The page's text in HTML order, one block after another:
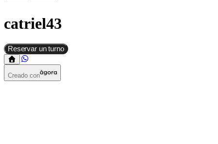
catriel43
Reservar un turno
Creado con